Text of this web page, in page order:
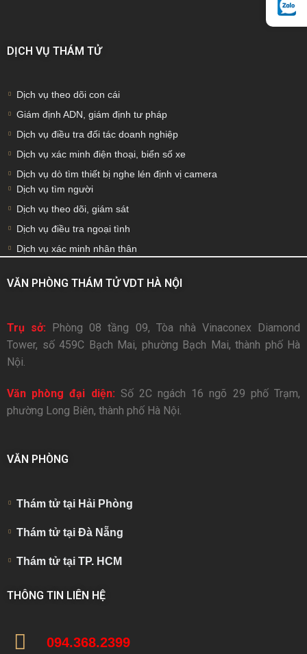
DỊCH VỤ THÁM TỬ
Dịch vụ theo dõi con cái
Giám định ADN, giám định tư pháp
Dịch vụ điều tra đối tác doanh nghiệp
Dịch vụ xác minh điện thoại, biển số xe
Dịch vụ dò tìm thiết bị nghe lén định vị camera
Dịch vụ tìm người
Dịch vụ theo dõi, giám sát
Dịch vụ điều tra ngoại tình
Dịch vụ xác minh nhân thân
VĂN PHÒNG THÁM TỬ VDT HÀ NỘI
Trụ sở: Phòng 08 tầng 09, Tòa nhà Vinaconex Diamond
Tower, số 459C Bạch Mai, phường Bạch Mai, thành phố Hà
Nội.
Văn phòng đại diện: Số 2C ngách 16 ngõ 29 phố Trạm,
phường Long Biên, thành phố Hà Nội.
VĂN PHÒNG
Thám tử tại Hải Phòng
Thám tử tại Đà Nẵng
Thám tử tại TP. HCM
THÔNG TIN LIÊN HỆ
094.368.2399